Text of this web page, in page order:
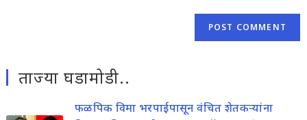
ताज्या घडामोडी..
फळपिक विमा भरपाईपासून वंचित शेतकऱ्यांना